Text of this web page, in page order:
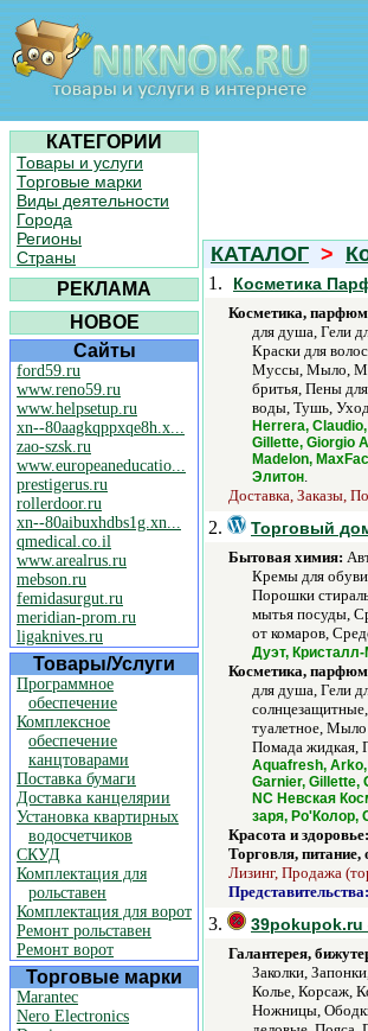
КАТЕГОРИИ
Товары и услуги
Торговые марки
Виды деятельности
Города
Регионы
Страны
РЕКЛАМА
НОВОЕ
Сайты
ford59.ru
www.reno59.ru
www.helpsetup.ru
xn--80aagkqppxqe8h.x...
zao-szsk.ru
www.europeaneducatio...
prestigerus.ru
rollerdoor.ru
xn--80aibuxhdbs1g.xn...
qmedical.co.il
www.arealrus.ru
mebson.ru
femidasurgut.ru
meridian-prom.ru
ligaknives.ru
Товары/Услуги
Программное
обеспечение
Комплексное
обеспечение
канцтоварами
Поставка бумаги
Доставка канцелярии
Установка квартирных
водосчетчиков
СКУД
Комплектация для
рольставен
Комплектация для ворот
Ремонт рольставен
Ремонт ворот
Торговые марки
Marantec
Nero Electronics
КАТАЛОГ >
1.
Косметика
Косметика,
для душа, Гели
Краски для
Муссы, Мыло,
бритья, Пены
воды, Тушь,
Herrera,
Gillette, Giorgio
Madelon,
Элитон.
Доставка, Заказы,
2. Торговый
Бытовая химия:
Кремы для
Порошки
мытья посуды,
от комаров,
Дуэт,
Косметика,
для душа, Гели
туалетное,
Помада жидкая,
Aquafresh, Arko,
Garnier, Gillette,
NC Невская
заря, Ро'Колор,
Красота и здоровье:
Торговля, питание,
Лизинг, Продажа
Представительства:
3. 39pokupok.ru
Галантерея,
Заколки,
Колье, Корсаж,
Ножницы,